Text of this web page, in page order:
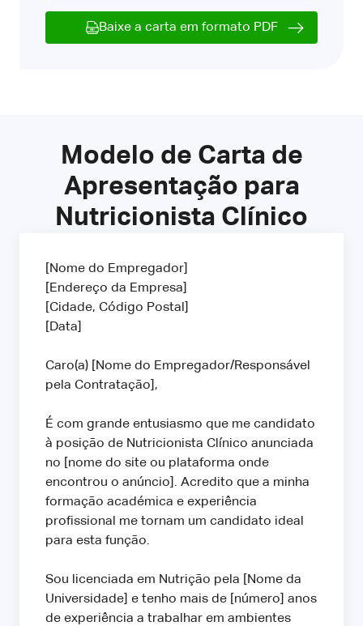
Baixe a carta em formato PDF
Modelo de Carta de
Apresentação para
Nutricionista Clínico
[Nome do Empregador]
[Endereço da Empresa]
[Cidade, Código Postal]
[Data]
Caro(a) [Nome do Empregador/Responsável
pela Contratação],
É com grande entusiasmo que me candidato
à posição de Nutricionista Clínico anunciada
no [nome do site ou plataforma onde
encontrou o anúncio]. Acredito que a minha
formação académica e experiência
profissional me tornam um candidato ideal
para esta função.
Sou licenciada em Nutrição pela [Nome da
Universidade] e tenho mais de [número] anos
de experiência a trabalhar em ambientes